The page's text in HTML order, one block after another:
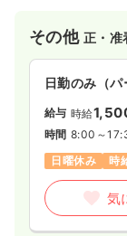
その他 正・准
日勤のみ（パ
給与 時給
時間 8:00～
日曜休み
時
気